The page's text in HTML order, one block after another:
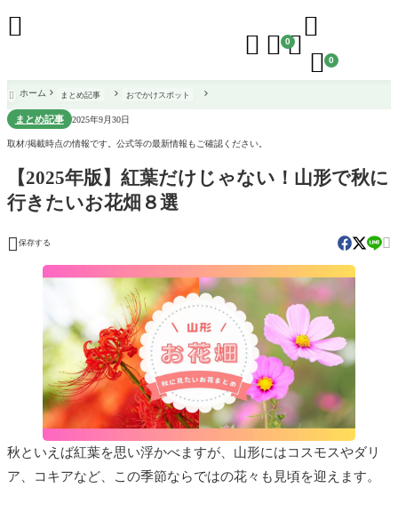
  0

 0

 ホーム まとめ記事 おでかけスポット
まとめ記事 2025年9月30日
取材/掲載時点の情報です。公式等の最新情報もご確認ください。
【2025年版】紅葉だけじゃない！山形で秋に
行きたいお花畑８選
 保存する 
秋といえば紅葉を思い浮かべますが、山形にはコスモスやダリ
ア、コキアなど、この季節ならではの花々も見頃を迎えます。